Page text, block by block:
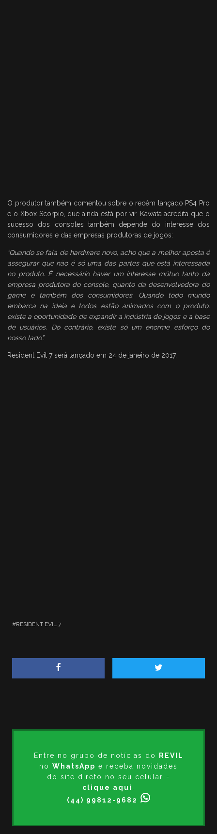
O produtor também comentou sobre o recém lançado PS4 Pro
e o Xbox Scorpio, que ainda está por vir. Kawata acredita que o
sucesso dos consoles também depende do interesse dos
consumidores e das empresas produtoras de jogos:
“Quando se fala de hardware novo, acho que a melhor aposta é
assegurar que não é só uma das partes que está interessada
no produto. É necessário haver um interesse mútuo tanto da
empresa produtora do console, quanto da desenvolvedora do
game e também dos consumidores. Quando todo mundo
embarca na ideia e todos estão animados com o produto,
existe a oportunidade de expandir a indústria de jogos e a base
de usuários. Do contrário, existe só um enorme esforço do
nosso lado”.
Resident Evil 7 será lançado em 24 de janeiro de 2017.
RESIDENT EVIL 7
Entre no grupo de notícias do
REVIL
no WhatsApp e receba novidades
do site direto no seu celular -
clique aqui
(44) 99812-9682